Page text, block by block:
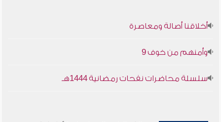
أخلاقنا أصالة ومعاصرة
وأمنهم من خوف 9
سلسلة محاضرات نفحات رمضانية 1444هـ